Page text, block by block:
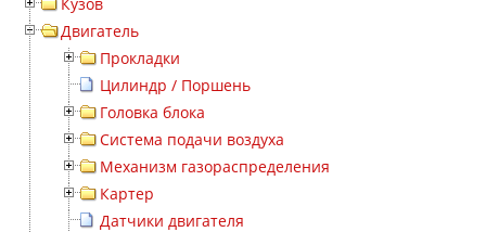
Двигатель
Прокладки
Цилиндр / Поршень
Головка блока
Система подачи воздуха
Механизм газораспределения
Картер
Датчики двигателя